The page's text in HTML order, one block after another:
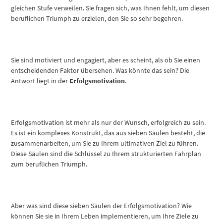
gleichen Stufe verweilen. Sie fragen sich, was Ihnen fehlt, um diesen
beruflichen Triumph zu erzielen, den Sie so sehr begehren.
Sie sind motiviert und engagiert, aber es scheint, als ob Sie einen
entscheidenden Faktor übersehen. Was könnte das sein? Die
Antwort liegt in der Erfolgsmotivation.
Erfolgsmotivation ist mehr als nur der Wunsch, erfolgreich zu sein.
Es ist ein komplexes Konstrukt, das aus sieben Säulen besteht, die
zusammenarbeiten, um Sie zu Ihrem ultimativen Ziel zu führen.
Diese Säulen sind die Schlüssel zu Ihrem strukturierten Fahrplan
zum beruflichen Triumph.
Aber was sind diese sieben Säulen der Erfolgsmotivation? Wie
können Sie sie in Ihrem Leben implementieren, um Ihre Ziele zu